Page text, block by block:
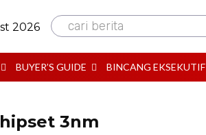
2026 cari berita
BUYER’S GUIDE BINCANG EKSEKUTIF
3nm